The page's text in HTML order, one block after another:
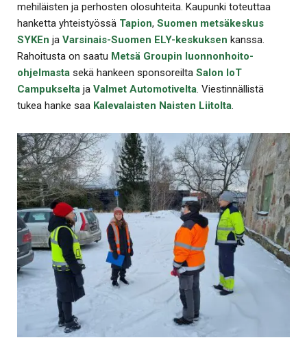
mehiläisten ja perhosten olosuhteita. Kaupunki toteuttaa
hanketta yhteistyössä Tapion, Suomen metsäkeskus
SYKEn ja Varsinais-Suomen ELY-keskuksen kanssa.
Rahoitusta on saatu Metsä Groupin luonnonhoito-
ohjelmasta sekä hankeen sponsoreilta Salon IoT
Campukselta ja Valmet Automotivelta. Viestinnällistä
tukea hanke saa Kalevalaisten Naisten Liitolta.